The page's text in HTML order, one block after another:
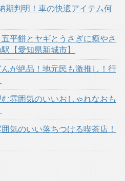
期判明！車の快適アイテム何
平餅とヤギとうさぎに癒やさ
【愛知県新城市】
んが絶品！地元民も激推し！行
雰囲気のいいおしゃれなおも
気のいい落ちつける喫茶店！